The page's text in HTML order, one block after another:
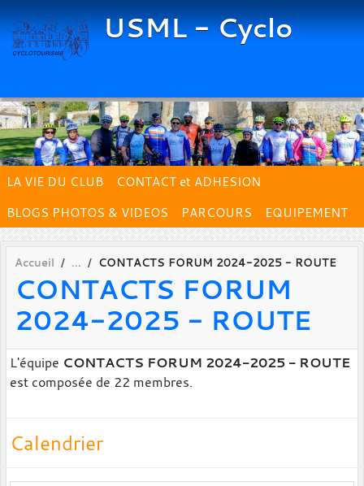
USML - Cyclo
LA VIE DU CLUB
CONTACT et ADHESION
BLOGS PHOTOS & VIDEOS
PARCOURS EQUIPEMENT
Accueil CONTACTS FORUM 2024-2025 - ROUTE
CONTACTS FORUM
2024-2025 - ROUTE
L'équipe CONTACTS FORUM 2024-2025 - ROUTE
est composée de 22 membres.
Calendrier
Panneau de gestion des cookies